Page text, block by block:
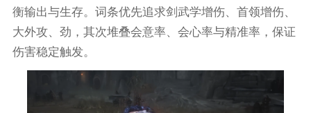
衡输出与生存。词条优先追求剑武学增伤、首领增伤、
大外攻、劲，其次堆叠会意率、会心率与精准率，保证
伤害稳定触发。